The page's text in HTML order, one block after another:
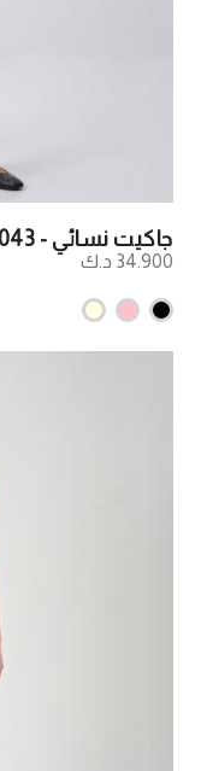
جاكيت نسائي - 941043
34.900 د.ك